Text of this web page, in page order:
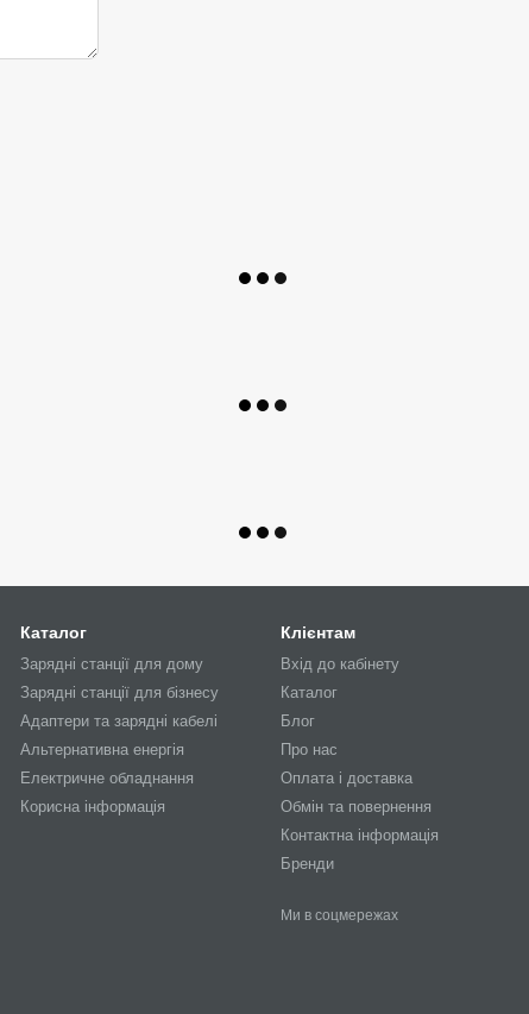
Каталог
Зарядні станції для дому
Зарядні станції для бізнесу
Адаптери та зарядні кабелі
Альтернативна енергія
Електричне обладнання
Корисна інформація
Клієнтам
Вхід до кабінету
Каталог
Блог
Про нас
Оплата і доставка
Обмін та повернення
Контактна інформація
Бренди
Ми в соцмережах